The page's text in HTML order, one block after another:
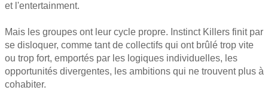
et l'entertainment.
Mais les groupes ont leur cycle propre. Instinct Killers finit par
se disloquer, comme tant de collectifs qui ont brûlé trop vite
ou trop fort, emportés par les logiques individuelles, les
opportunités divergentes, les ambitions qui ne trouvent plus à
cohabiter.